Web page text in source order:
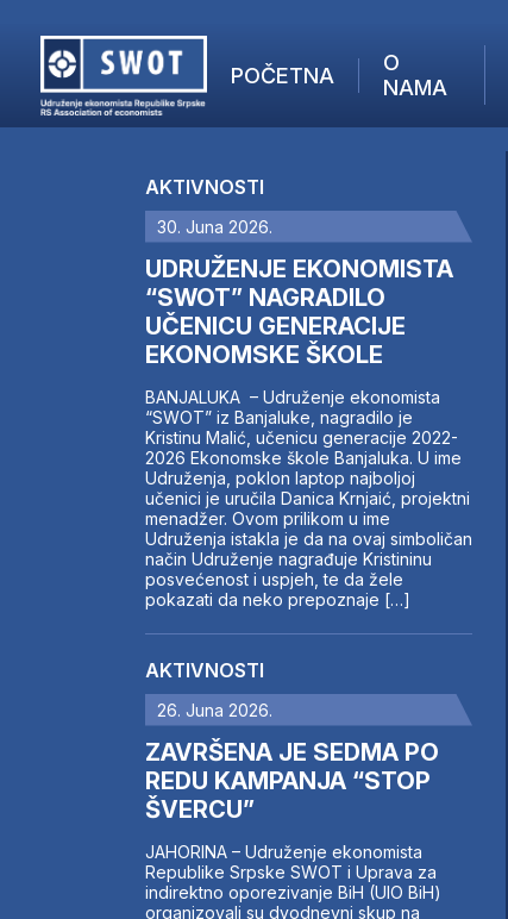
POČETNA
O
NAMA
AKTUELNO
ANALIZE
KOMPANIJE
FINANSIJE
IZ STRANIH MEDIJA
AKTIVNOSTI
SWOT INTERVJU
UČLANI SE
KONTAKT
AKTIVNOSTI
30. Juna 2026.
UDRUŽENJE EKONOMISTA
“SWOT” NAGRADILO
UČENICU GENERACIJE
EKONOMSKE ŠKOLE
BANJALUKA – Udruženje ekonomista
“SWOT” iz Banjaluke, nagradilo je
Kristinu Malić, učenicu generacije 2022-
2026 Ekonomske škole Banjaluka. U ime
Udruženja, poklon laptop najboljoj
učenici je uručila Danica Krnjaić, projektni
menadžer. Ovom prilikom u ime
Udruženja istakla je da na ovaj simboličan
način Udruženje nagrađuje Kristininu
posvećenost i uspjeh, te da žele
pokazati da neko prepoznaje […]
AKTIVNOSTI
26. Juna 2026.
ZAVRŠENA JE SEDMA PO
REDU KAMPANJA “STOP
ŠVERCU”
JAHORINA – Udruženje ekonomista
Republike Srpske SWOT i Uprava za
indirektno oporezivanje BiH (UIO BiH)
organizovali su dvodnevni skup na